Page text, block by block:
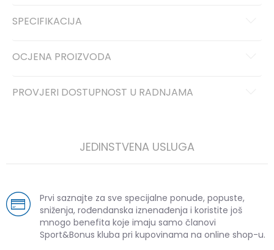
SPECIFIKACIJA
OCJENA PROIZVODA
PROVJERI DOSTUPNOST U RADNJAMA
JEDINSTVENA USLUGA
Prvi saznajte za sve specijalne ponude, popuste,
sniženja, rođendanska iznenađenja i koristite još
mnogo benefita koje imaju samo članovi
Sport&Bonus kluba pri kupovinama na online shop-u.